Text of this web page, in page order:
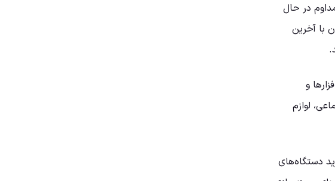
در حال
با آخرین
و
لوازم
دستگاه‌های